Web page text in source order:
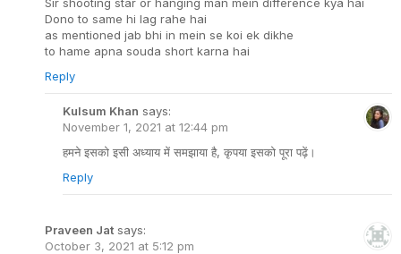
Dono to same hi lag rahe hai
as mentioned jab bhi in mein se koi ek dikhe
to hame apna souda short karna hai
Reply
Kulsum Khan says:
November 1, 2021 at 12:44 pm
हमने इसको इसी अध्याय में समझाया है, कृपया इसको पूरा पढ़ें।
Reply
Praveen Jat says:
October 3, 2021 at 5:12 pm